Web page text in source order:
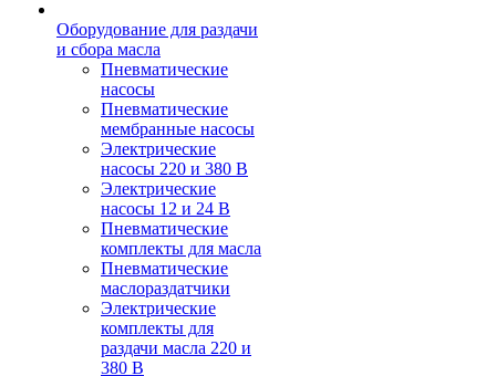
Оборудование для раздачи
и сбора масла
Пневматические
насосы
Пневматические
мембранные насосы
Электрические
насосы 220 и 380 В
Электрические
насосы 12 и 24 В
Пневматические
комплекты для масла
Пневматические
маслораздатчики
Электрические
комплекты для
раздачи масла 220 и
380 В